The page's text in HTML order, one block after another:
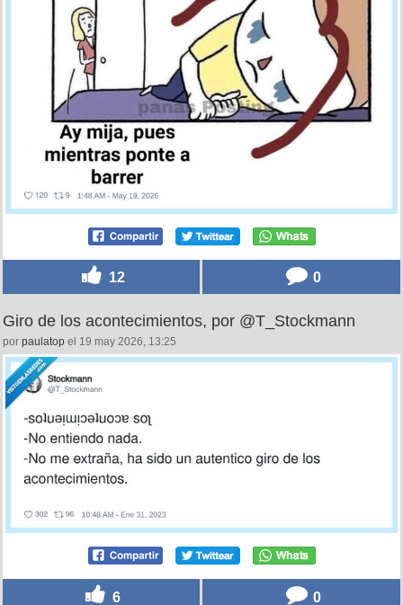
12 0
Giro de los acontecimientos, por @T_Stockmann
por paulatop el 19 may 2026, 13:25
6 0